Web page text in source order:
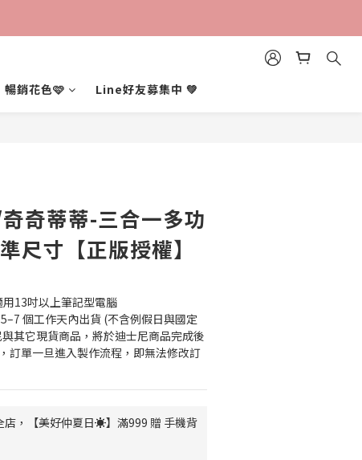
暢銷花色🩷 Line好友募集中 💚
奇蒂蒂-三合一多功
尺寸【正版授權】
13吋以上筆記型電腦
個工作天內出貨 (不含例假日與國定
其它現貨商品，將於迪士尼商品完成後
訂單一旦進入製作流程，即無法修改訂
店，【美好仲夏日☀️】滿999 贈 手機背